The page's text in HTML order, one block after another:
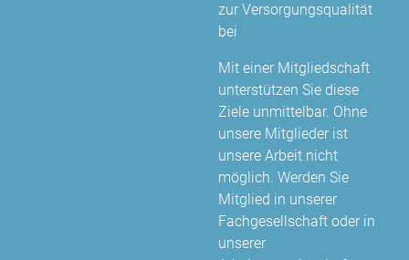
zur Versorgungsqualität
bei
Mit einer Mitgliedschaft
unterstützen Sie diese
Ziele unmittelbar. Ohne
unsere Mitglieder ist
unsere Arbeit nicht
möglich. Werden Sie
Mitglied in unserer
Fachgesellschaft oder in
unserer